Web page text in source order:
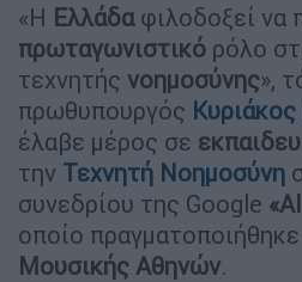
«Η Ελλάδαφιλοδοξεί να
πρωταγωνιστικό ρόλο
τεχνητής νοημοσύνης»,
πρωθυπουργός
έλαβε μέρος σε
την Τεχνητή Νοημοσύνη
συνεδρίου της Google
οποίο
Μουσικής Αθηνών.